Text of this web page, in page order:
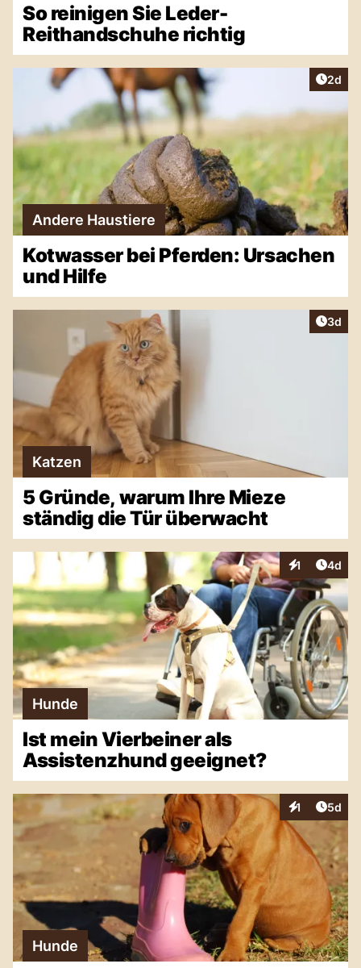
So reinigen Sie Leder-
Reithandschuhe richtig
2d
Andere Haustiere
Kotwasser bei Pferden: Ursachen
und Hilfe
3d
Katzen
5 Gründe, warum Ihre Mieze
ständig die Tür überwacht
1
Interaktionen
4d
Hunde
Ist mein Vierbeiner als
Assistenzhund geeignet?
1
Interaktionen
5d
Hunde